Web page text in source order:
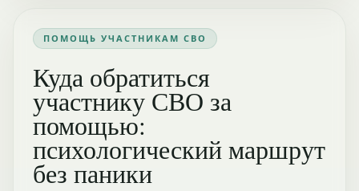
ПОМОЩЬ УЧАСТНИКАМ СВО
Куда обратиться
участнику СВО за
помощью:
психологический маршрут
без паники